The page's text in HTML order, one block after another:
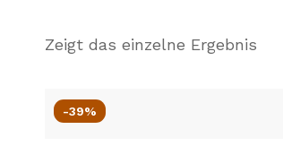
Zeigt das einzelne Ergebnis
-39%